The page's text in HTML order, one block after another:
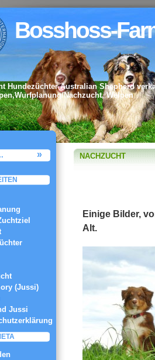
Bosshoss-
Hundezüchter Australian Shepherd
Nachzucht, Welpen
(Jussi)
Jussi
NACHZUCHT
Einige Bilder,
Alt.